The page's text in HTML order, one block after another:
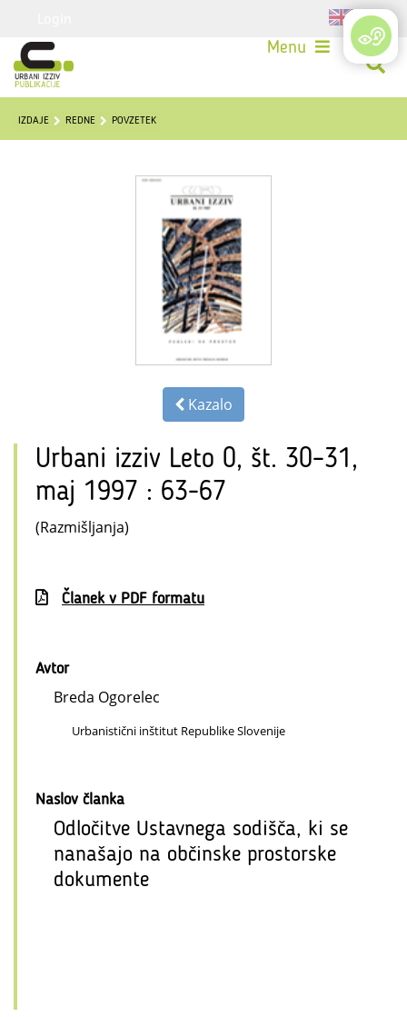
Menu
IZDAJE REDNE POVZETEK
Kazalo
Urbani izziv Leto 0, št. 30–31,
maj 1997 : 63-67
(Razmišljanja)
Članek v PDF formatu
Avtor
Breda Ogorelec
Urbanistični inštitut Republike Slovenije
Naslov članka
Odločitve Ustavnega sodišča, ki se
nanašajo na občinske prostorske
dokumente